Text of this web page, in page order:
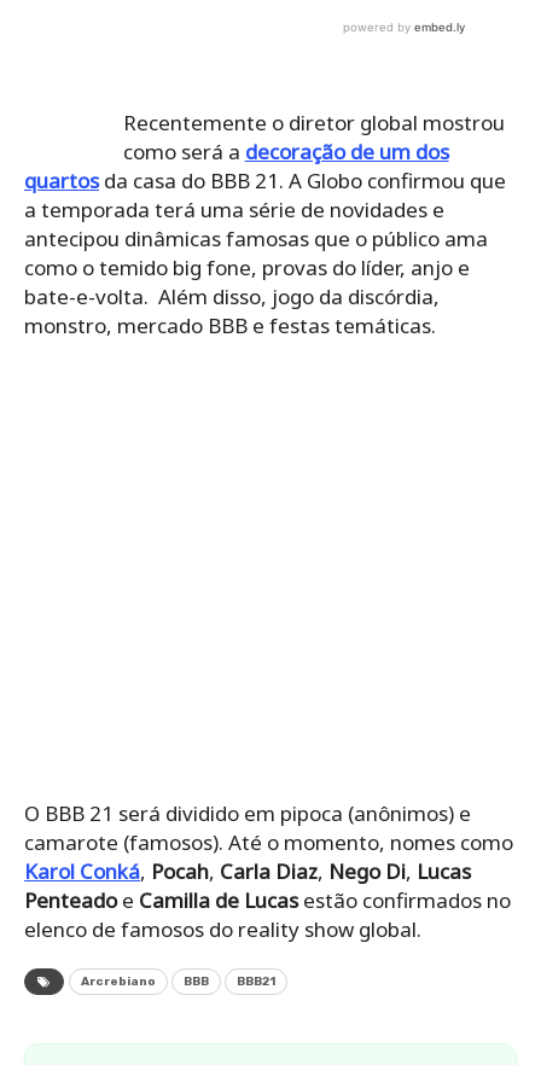
Recentemente o diretor global mostrou
como será a decoração de um dos
quartosda casa do BBB 21. A Globo confirmou que
a temporada terá uma série de novidades e
antecipou dinâmicas famosas que o público ama
como o temido big fone, provas do líder, anjo e
bate-e-volta. Além disso, jogo da discórdia,
monstro, mercado BBB e festas temáticas.
O BBB 21 será dividido em pipoca (anônimos) e
camarote (famosos). Até o momento, nomes como
Karol Conká, Pocah, Carla Diaz, Nego Di, Lucas
Penteadoe Camilla de Lucasestão confirmados no
elenco de famosos do reality show global.
Arcrebiano BBB BBB21